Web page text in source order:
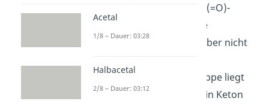
-C(=O)-
handelt es sich um eine
Carbonylgruppe
CO, die aber nicht
endständige Carbonylgruppe liegt
bei Aldehyden
CHO vor. Ein Keton
Acetal
1/8 – Dauer: 03:28
Halbacetal
2/8 – Dauer: 03:12